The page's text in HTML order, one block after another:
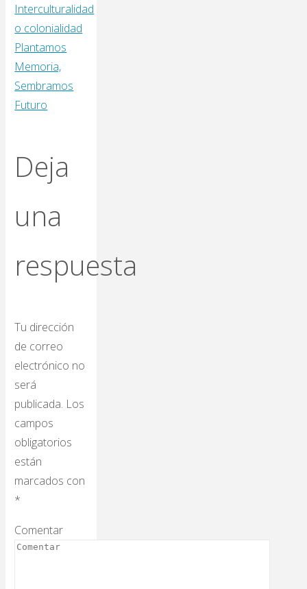
Interculturalidad
o colonialidad
Plantamos
Memoria,
Sembramos
Futuro
Deja
una
respuesta
Tu dirección
de correo
electrónico no
será
publicada. Los
campos
obligatorios
están
marcados con
*
Comentar